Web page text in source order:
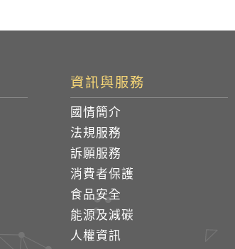
資訊與服務
國情簡介
法規服務
訴願服務
消費者保護
食品安全
能源及減碳
人權資訊